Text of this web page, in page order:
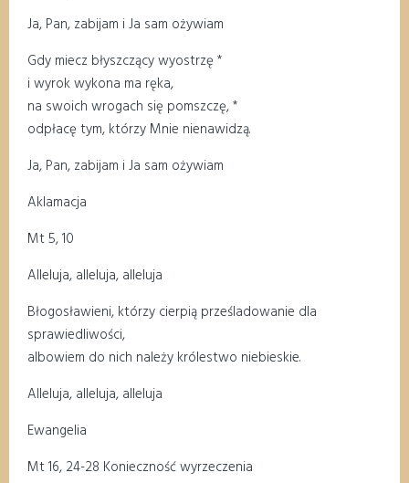
Ja, Pan, zabijam i Ja sam ożywiam
Gdy miecz błyszczący wyostrzę *
i wyrok wykona ma ręka,
na swoich wrogach się pomszczę, *
odpłacę tym, którzy Mnie nienawidzą.
Ja, Pan, zabijam i Ja sam ożywiam
Aklamacja
Mt 5, 10
Alleluja, alleluja, alleluja
Błogosławieni, którzy cierpią prześladowanie dla
sprawiedliwości,
albowiem do nich należy królestwo niebieskie.
Alleluja, alleluja, alleluja
Ewangelia
Mt 16, 24-28 Konieczność wyrzeczenia